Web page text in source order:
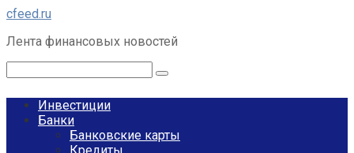
Перейти
контенту
cfeed.ru
Лента финансовых новостей
Инвестиции
Банки
Банковские карты